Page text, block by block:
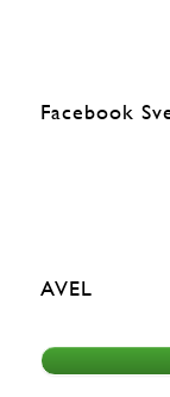
Facebook
AVEL